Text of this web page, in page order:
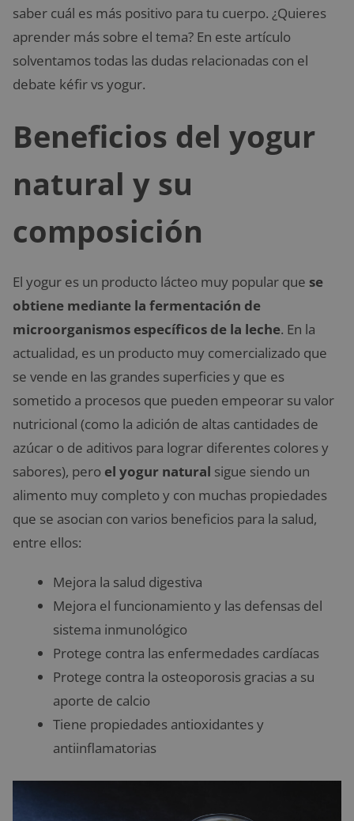
saber cuál es más positivo para tu cuerpo. ¿Quieres
aprender más sobre el tema? En este artículo
solventamos todas las dudas relacionadas con el
debate kéfir vs yogur.
Beneficios del yogur
natural y su
composición
El yogur es un producto lácteo muy popular que se
obtiene mediante la fermentación de
microorganismos específicos de la leche. En la
actualidad, es un producto muy comercializado que
se vende en las grandes superficies y que es
sometido a procesos que pueden empeorar su valor
nutricional (como la adición de altas cantidades de
azúcar o de aditivos para lograr diferentes colores y
sabores), pero el yogur natural sigue siendo un
alimento muy completo y con muchas propiedades
que se asocian con varios beneficios para la salud,
entre ellos:
Mejora la salud digestiva
Mejora el funcionamiento y las defensas del
sistema inmunológico
Protege contra las enfermedades cardíacas
Protege contra la osteoporosis gracias a su
aporte de calcio
Tiene propiedades antioxidantes y
antiinflamatorias